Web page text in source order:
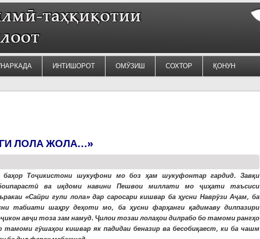
ИНТИШОРОТ ОМӮЗИШ СОХТОР ҚОНУН
ЛОЛА ЖОЛА…»
баҳор Тоҷикистони шукуфони мо боз ҳам шукуфонтар гардид. Завқи
ва иқдоми навини Пешвои миллати мо ҷиҳати таъсиси
«Сайри гули лола» дар саросари кишвар ба ҳусни Наврӯзи Аҷам, ба
табиати шаҳру деҳоти мо, ба ҳусни фарҳанги қадимаву дилпазири
авҷи тоза зам намуд. Ҷилои тозаи лолаҳои дилрабо бо тамоми рангҳо
тамоми гӯшаҳои кишвар як падидаи беназир ва бесобиқаест, ки ба чашм